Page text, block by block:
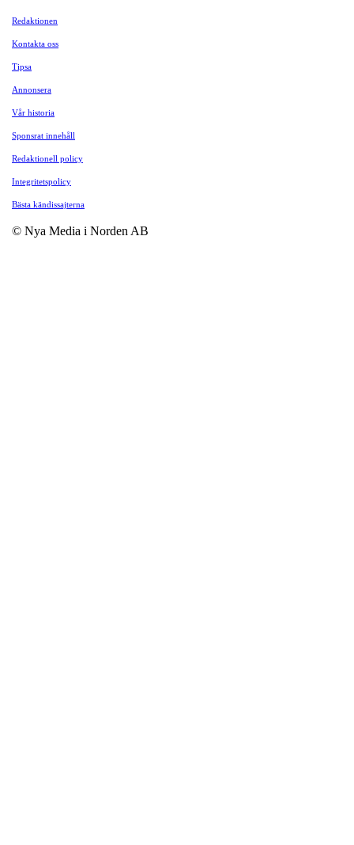
Redaktionen
Kontakta oss
Tipsa
Annonsera
Vår historia
Sponsrat innehåll
Redaktionell policy
Integritetspolicy
Bästa kändissajterna
© Nya Media i Norden AB